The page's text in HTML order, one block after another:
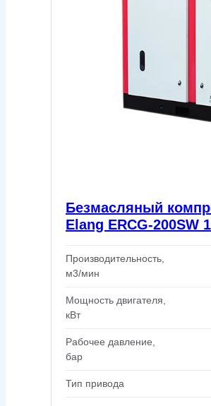
Безмасляный
Elang ERCG-200SW
Производительность,
м3/мин
Мощность двигателя,
кВт
Рабочее давление,
бар
Тип привода